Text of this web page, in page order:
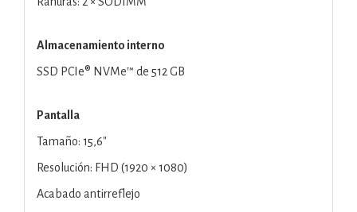
Almacenamiento interno
SSD PCIe® NVMe™ de 512 GB
Pantalla
Tamaño: 15,6"
Resolución: FHD (1920 × 1080)
Acabado antirreflejo